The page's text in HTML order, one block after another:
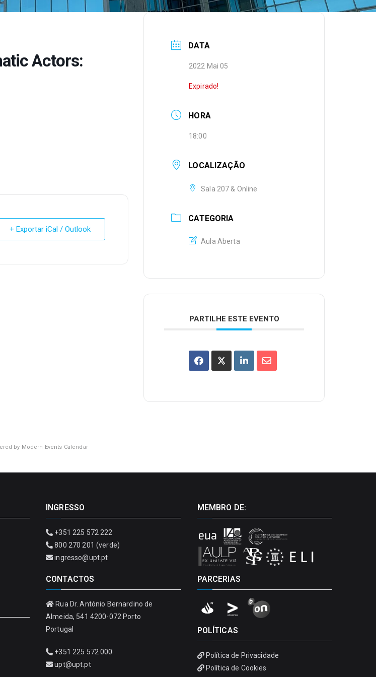
Actors:
+ Exportar iCal / Outlook
DATA
2022 Mai 05
Expirado!
HORA
18:00
LOCALIZAÇÃO
Sala 207 & Online
CATEGORIA
Aula Aberta
PARTILHE ESTE EVENTO
by Modern Events Calendar
INGRESSO
+351 225 572 222
800 270 201 (verde)
ingresso@upt.pt
CONTACTOS
Rua Dr. António Bernardino de
Almeida, 541 4200-072 Porto
Portugal
+351 225 572 000
upt@upt.pt
MEMBRO DE:
PARCERIAS
POLÍTICAS
Política de Privacidade
Política de Cookies